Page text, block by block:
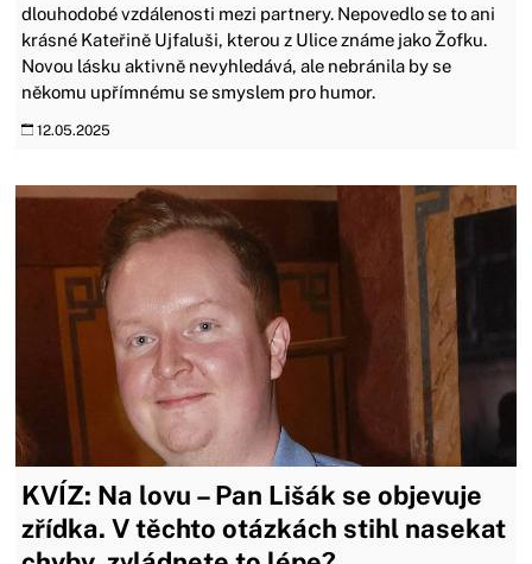
dlouhodobé vzdálenosti mezi partnery. Nepovedlo se to ani
krásné Kateřině Ujfaluši, kterou z Ulice známe jako Žofku.
Novou lásku aktivně nevyhledává, ale nebránila by se
někomu upřímnému se smyslem pro humor.
12.05.2025
KVÍZ: Na lovu – Pan Lišák se objevuje
zřídka. V těchto otázkách stihl nasekat